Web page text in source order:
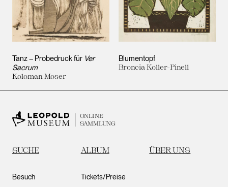
Tanz – Probedruck für Ver
Sacrum
Koloman Moser
Blumentopf
Broncia Koller-Pinell
ONLINE
SAMMLUNG
SUCHE ALBUM ÜBER UNS
Besuch Tickets/Preise